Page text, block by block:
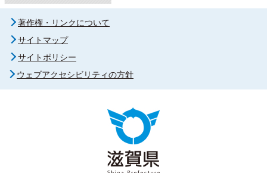
著作権・リンクについて
サイトマップ
サイトポリシー
ウェブアクセシビリティの方針